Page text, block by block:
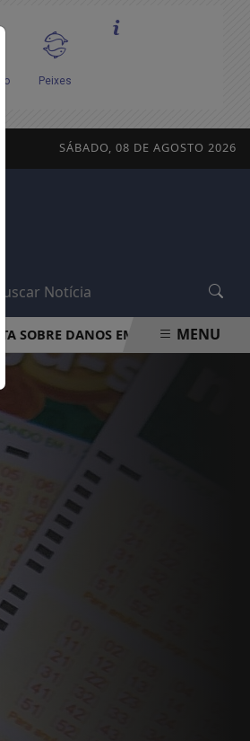
SÁBADO, 08 DE AGOSTO 2026
DANOS EM APARELHOS POR
MENU